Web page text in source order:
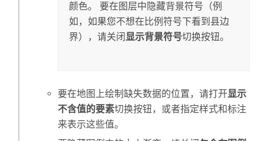
颜色。 要在图层中隐藏背景符号（例
如，如果您不想在比例符号下看到县边
界），请关闭显示背景符号切换按钮。
要在地图上绘制缺失数据的位置，请打开显示
不含值的要素切换按钮，或者指定样式和标注
来表示这些值。